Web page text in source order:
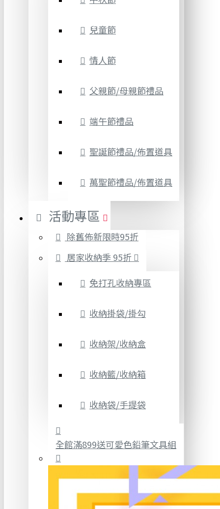
兒童節
情人節
父親節/母親節禮品
端午節禮品
聖誕節禮品/佈置道具
萬聖節禮品/佈置道具
活動專區
除舊佈新限時95折
居家收納季 95折
免打孔收納專區
收納掛袋/掛勾
收納架/收納盒
收納籃/收納箱
收納袋/手提袋
全館滿899送可愛色鉛筆文具組